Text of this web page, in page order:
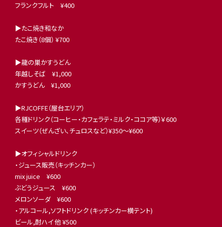
フランクフルト ¥400
▶︎たこ焼き和なか
たこ焼き（8個） ¥700
▶︎龍の巣かすうどん
年越しそば ¥1,000
かすうどん ¥1,000
▶︎RJCOFFE（屋台エリア）
各種ドリンク（コーヒー・カフェラテ・ミルク・ココア等）￥600
スイーツ（ぜんざい、チュロスなど）¥350〜¥600
▶︎オフィシャルドリンク
・ジュース販売（キッチンカー）
mix juice ¥600
ぶどうジュース ¥600
メロンソーダ ¥600
・アルコール,ソフトドリンク (キッチンカー横テント)
ビール,酎ハイ 他 ¥500